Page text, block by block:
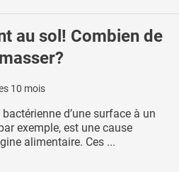
au sol! Combien de
10 mois
d’une surface à un
exemple, est une cause
alimentaire. Ces ...